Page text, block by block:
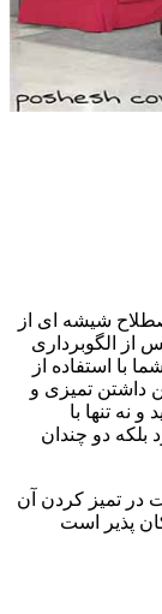
شیشه ای از
الگوبرداری
با استفاده از
داشتن تمیزی و
نه تنها با
بلکه دو چندان
در تمیز کردن آن
پذیر است